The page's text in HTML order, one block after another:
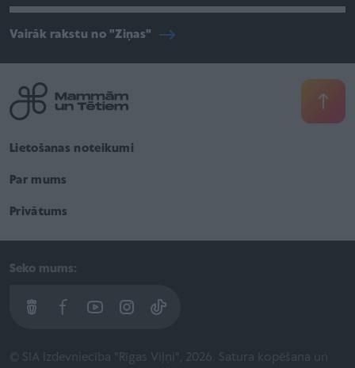
Vairāk rakstu no "Ziņas"
Lietošanas noteikumi
Par mums
Privātums
Seko mums:
© SIA Izdevniecība "Rīgas Viļņi", 2026. Satura kopēšana un